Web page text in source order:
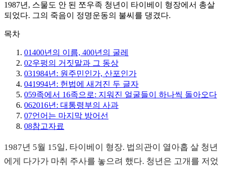
1987년, 스물도 안 된 쪼우족 청년이 타이베이 형장에서 총살
되었다. 그의 죽음이 정명운동의 불씨를 댕겼다.
목차
01400년의 이름, 400년의 굴레
02우펑의 거짓말과 그 동상
031984년: 원주민인가, 산포인가
041994년: 헌법에 새겨진 두 글자
059족에서 16족으로: 지워진 얼굴들이 하나씩 돌아오다
062016년: 대통령부의 사과
07언어는 마지막 방어선
08참고자료
1987년 5월 15일, 타이베이 형장. 법의관이 열아홉 살 청년
에게 다가가 마취 주사를 놓으려 했다. 청년은 고개를 저었